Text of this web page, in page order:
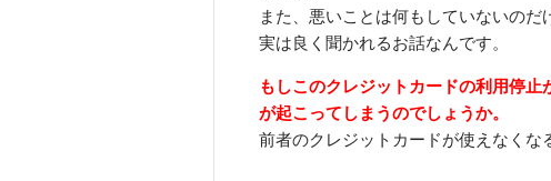
また、悪いことは何もしていないの
実は良く聞かれるお話なんです。
もしこのクレジットカードの利用停
が起こってしまうのでしょうか。
前者のクレジットカードが使えなくな